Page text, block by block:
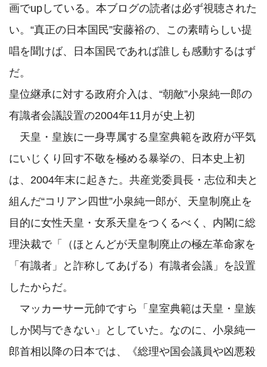
画でupしている。本ブログの読者は必ず視聴された
い。“真正の日本国民”安藤裕の、この素晴らしい提
唱を聞けば、日本国民であれば誰しも感動するはず
だ。
皇位継承に対する政府介入は、“朝敵”小泉純一郎の
有識者会議設置の2004年11月が史上初
天皇・皇族に一身専属する皇室典範を政府が平気
にいじくり回す不敬を極める暴挙の、日本史上初
は、2004年末に起きた。共産党委員長・志位和夫と
組んだ“コリアン四世”小泉純一郎が、天皇制廃止を
目的に女性天皇・女系天皇をつくるべく、内閣に総
理決裁で「（ほとんどが天皇制廃止の極左革命家を
「有識者」と詐称してあげる）有識者会議」を設置
したからだ。
マッカーサー元帥ですら「皇室典範は天皇・皇族
しか関与できない」としていた。なのに、小泉純一
郎首相以降の日本では、《総理や国会議員や凶悪殺